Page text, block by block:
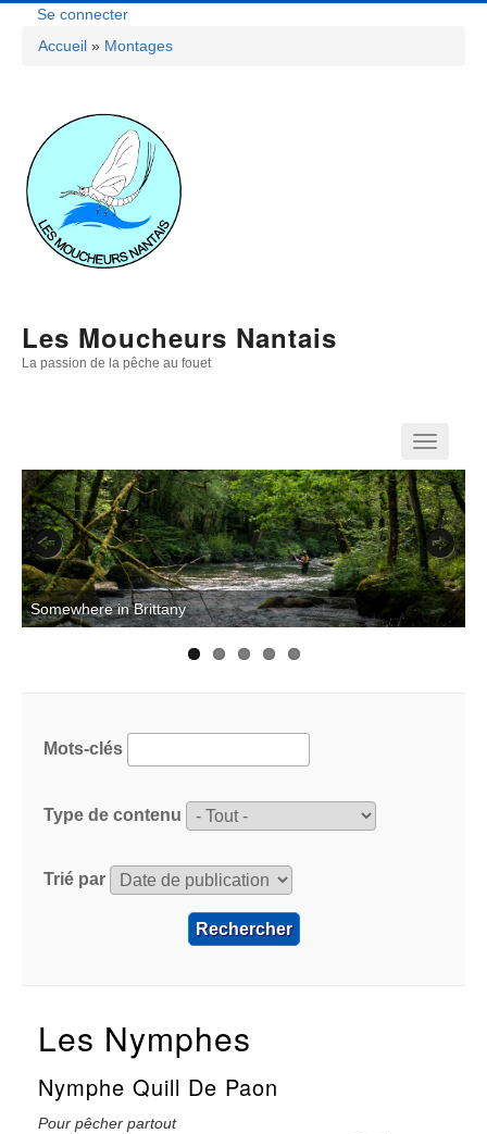
contenu
Menu
Compte
De
L'utilisateur
Se connecter
D'Ariane
Accueil Montages
Les Moucheurs Nantais
La passion de la pêche au fouet
Principale
Somewhere in Brittany
Previous Next
Mots-clés
Type de contenu
Trié par
Les Nymphes
Nymphe Quill De Paon
Pour pêcher partout